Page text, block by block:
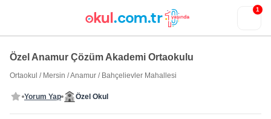
1
Özel Anamur Çözüm Akademi Ortaokulu
Ortaokul / Mersin /Anamur / Bahçelievler Mahallesi
Yorum Yap Özel Okul